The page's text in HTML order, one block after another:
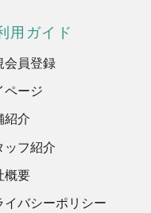
用ガイド
会員登録
ページ
紹介
ッフ紹介
概要
イバシーポリシー